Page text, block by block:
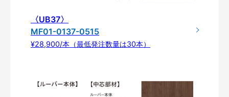
〈UB37〉
MF01-0137-0515
¥28,900/本（最低発注数量は30本）